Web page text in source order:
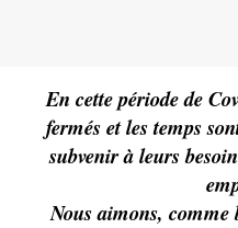
En cette période de
fermés et les temps
subvenir à leurs
Nous aimons, comme